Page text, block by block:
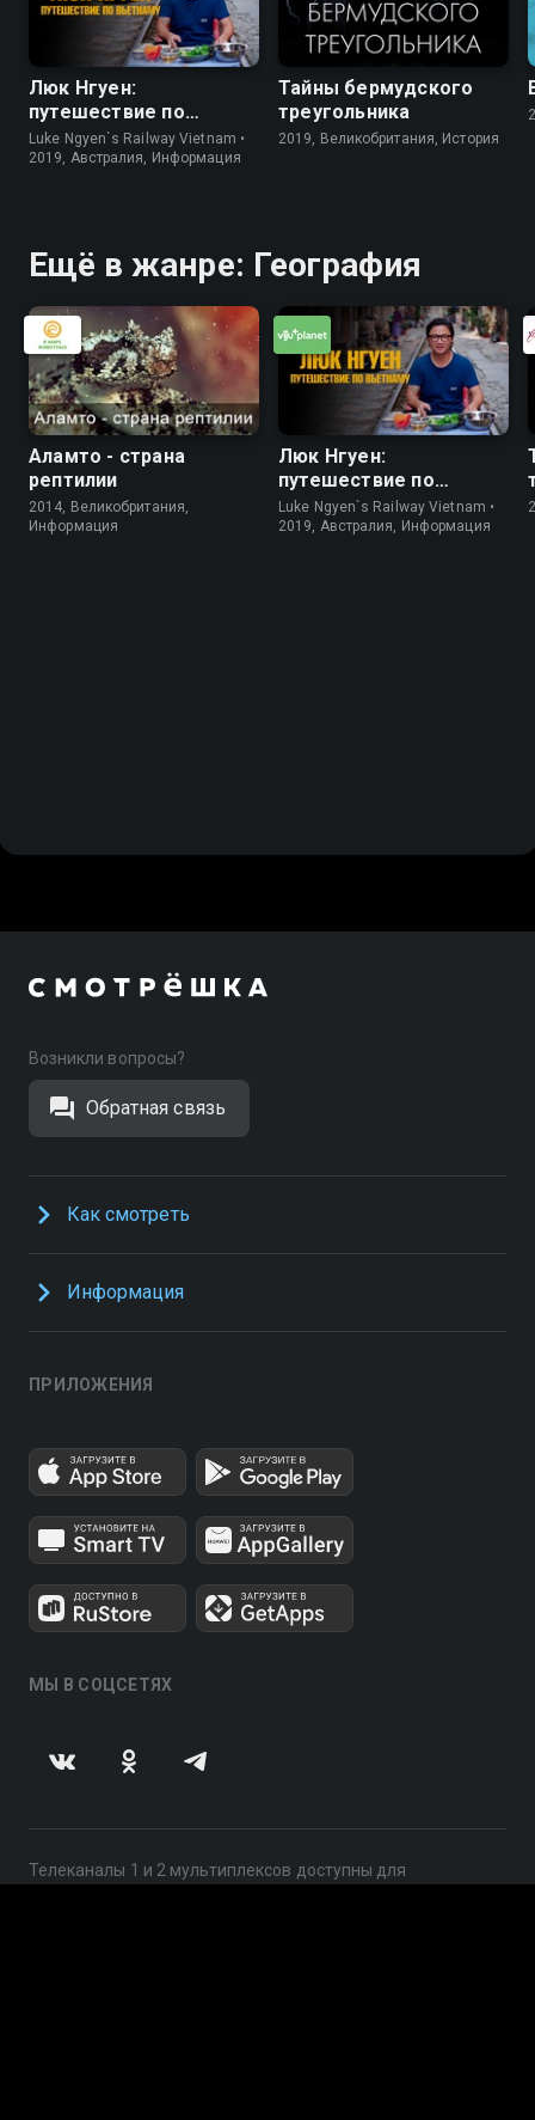
Люк Нгуен:
путешествие по
Вьетнаму
Luke Ngyen`s Railway Vietnam •
2019, Австралия, Информация
Тайны бермудского
треугольника
2019, Великобритания, История
Ещё в жанре: География
Аламто - страна
рептилии
2014, Великобритания,
Информация
Люк Нгуен:
путешествие по
Вьетнаму
Luke Ngyen`s Railway Vietnam •
2019, Австралия, Информация
Возникли вопросы?
Обратная связь
Как смотреть
Информация
ПРИЛОЖЕНИЯ
МЫ В СОЦСЕТЯХ
Телеканалы 1 и 2 мультиплексов доступны для